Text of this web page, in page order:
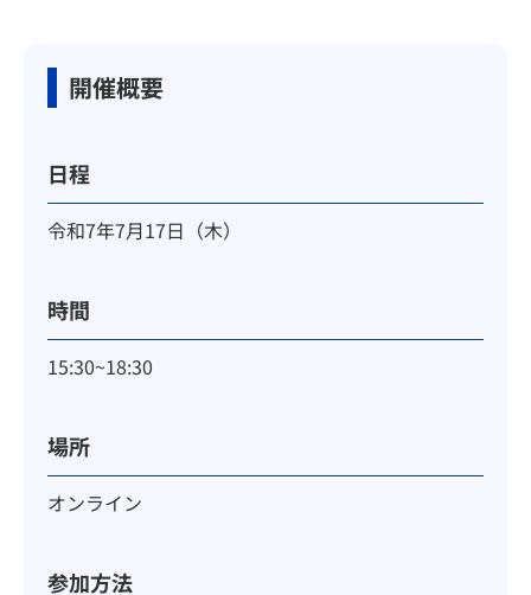
開催概要
日程
令和7年7月17日（木）
時間
15:30~18:30
場所
オンライン
参加方法